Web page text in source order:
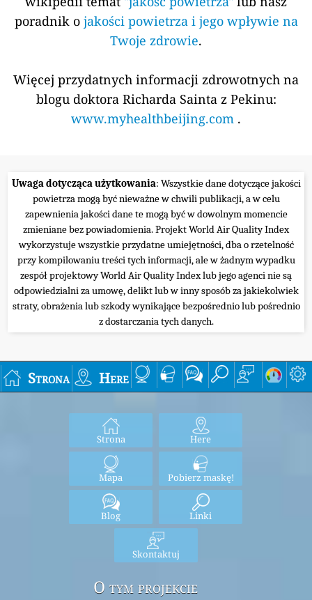
poradnik o jakości powietrza i jego wpływie na
Twoje zdrowie.
Więcej przydatnych informacji zdrowotnych na
blogu doktora Richarda Sainta z Pekinu:
www.myhealthbeijing.com .
Uwaga dotycząca użytkowania: Wszystkie dane dotyczące jakości
powietrza mogą być nieważne w chwili publikacji, a w celu
zapewnienia jakości dane te mogą być w dowolnym momencie
zmieniane bez powiadomienia. Projekt World Air Quality Index
wykorzystuje wszystkie przydatne umiejętności, dba o rzetelność
przy kompilowaniu treści tych informacji, ale w żadnym wypadku
zespół projektowy World Air Quality Index lub jego agenci nie są
odpowiedzialni za umowę, delikt lub w inny sposób za jakiekolwiek
straty, obrażenia lub szkody wynikające bezpośrednio lub pośrednio
z dostarczania tych danych.
Strona Here
Strona Here
Mapa Pobierz maskę!
Blog Linki
Skontaktuj
O tym projekcie